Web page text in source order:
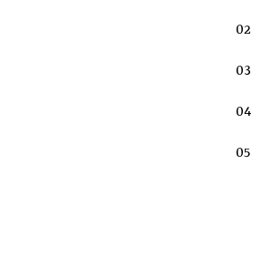
02
03
04
05